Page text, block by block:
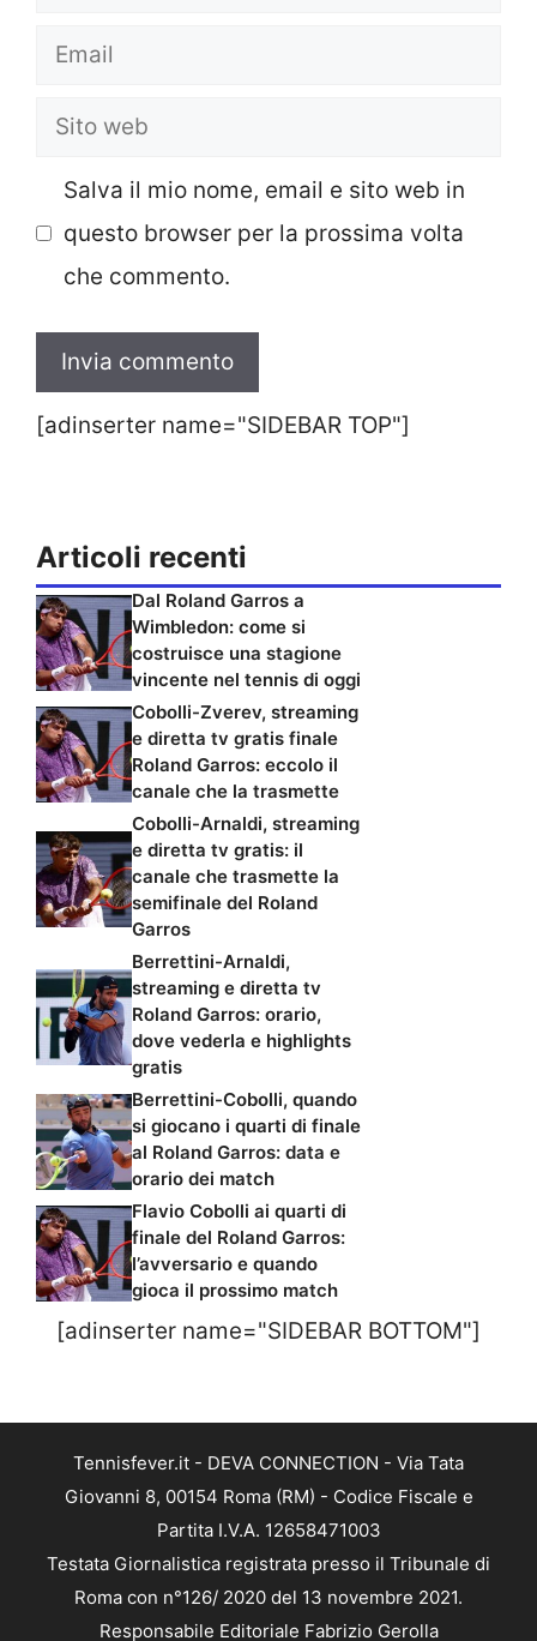
Email
Sito
Salva il mio nome, email e sito web in
questo browser per la prossima volta
che commento.
[adinserter name="SIDEBAR TOP"]
Articoli recenti
Dal Roland Garros a
Wimbledon: come si
costruisce una stagione
vincente nel tennis di oggi
Cobolli-Zverev, streaming
e diretta tv gratis finale
Roland Garros: eccolo il
canale che la trasmette
Cobolli-Arnaldi, streaming
e diretta tv gratis: il
canale che trasmette la
semifinale del Roland
Garros
Berrettini-Arnaldi,
streaming e diretta tv
Roland Garros: orario,
dove vederla e highlights
gratis
Berrettini-Cobolli, quando
si giocano i quarti di finale
al Roland Garros: data e
orario dei match
Flavio Cobolli ai quarti di
finale del Roland Garros:
l’avversario e quando
gioca il prossimo match
[adinserter name="SIDEBAR BOTTOM"]
Tennisfever.it - DEVA CONNECTION - Via Tata
Giovanni 8, 00154 Roma (RM) - Codice Fiscale e
Partita I.V.A. 12658471003
Testata Giornalistica registrata presso il Tribunale di
Roma con n°126/ 2020 del 13 novembre 2021.
Responsabile Editoriale Fabrizio Gerolla